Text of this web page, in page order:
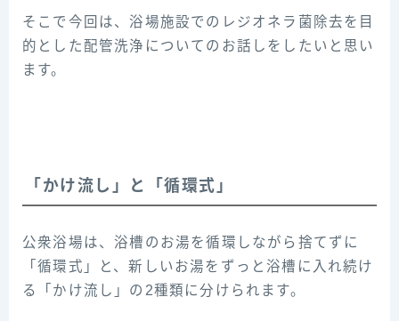
そこで今回は、浴場施設でのレジオネラ菌除去を目
的とした配管洗浄についてのお話しをしたいと思い
ます。
「かけ流し」と「循環式」
公衆浴場は、浴槽のお湯を循環しながら捨てずに
「循環式」と、新しいお湯をずっと浴槽に入れ続け
る「かけ流し」の2種類に分けられます。